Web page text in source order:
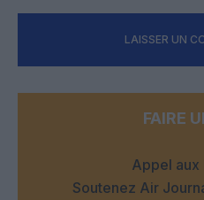
LAISSER UN
FAIRE
Appel aux
Soutenez Air